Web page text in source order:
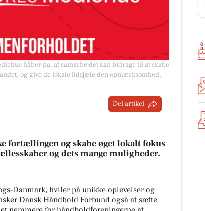
håber på, at samarbejdet kan bidrage til at skabe
og give de lokale ildsjæle den opmærksomhed,
Del artikel
fortællingen og skabe øget lokalt fokus
og dets mange muligheder.
Danmark, hviler på unikke oplevelser og
Dansk Håndbold Forbund også at sætte